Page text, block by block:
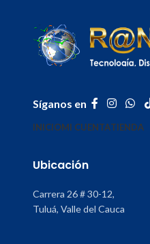
Síganos en
INICIOMI CUENTATIENDA
Ubicación
Carrera 26 # 30-12,
Tuluá, Valle del Cauca